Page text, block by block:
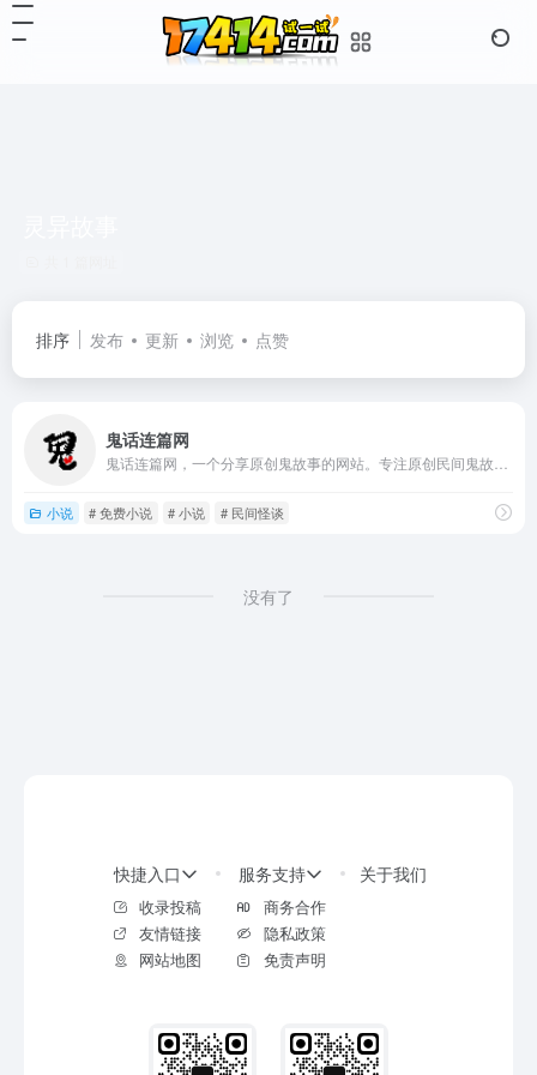
排序 发布 更新 浏览 点赞
鬼话连篇网
小说 # 免费小说 # 小说 # 民间怪谈
没有了
快捷入口
收录投稿
友情链接
网站地图
服务支持
商务合作
隐私政策
免责声明
关于我们